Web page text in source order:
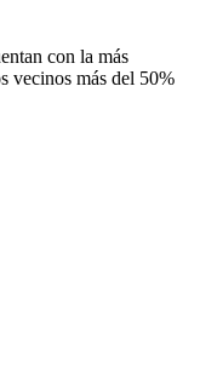
con la más
vecinos más del 50%